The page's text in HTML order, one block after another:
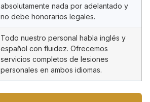
absolutamente nada por adelantado y
no debe honorarios legales.
Todo nuestro personal habla inglés y
español con fluidez. Ofrecemos
servicios completos de lesiones
personales en ambos idiomas.